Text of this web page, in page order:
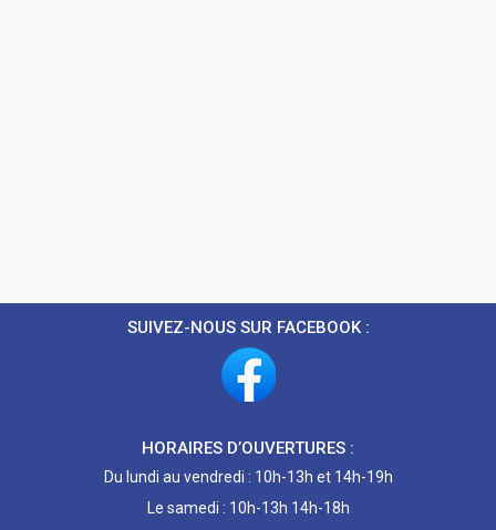
SUIVEZ-NOUS SUR FACEBOOK :
HORAIRES D’OUVERTURES :
Du lundi au vendredi : 10h-13h et 14h-19h
Le samedi : 10h-13h 14h-18h